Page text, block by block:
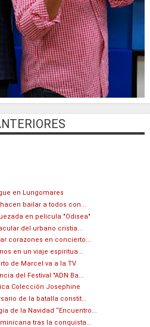
en Lungomares
bailar a todos con...
en película "Odisea"
del urbano cristia...
corazones en concierto...
en un viaje espiritua...
de Marcel va a la TV
del Festival "ADN Ba...
Colección Josephine
de la batalla constit...
de la Navidad “Encuentro...
tras la conquista...